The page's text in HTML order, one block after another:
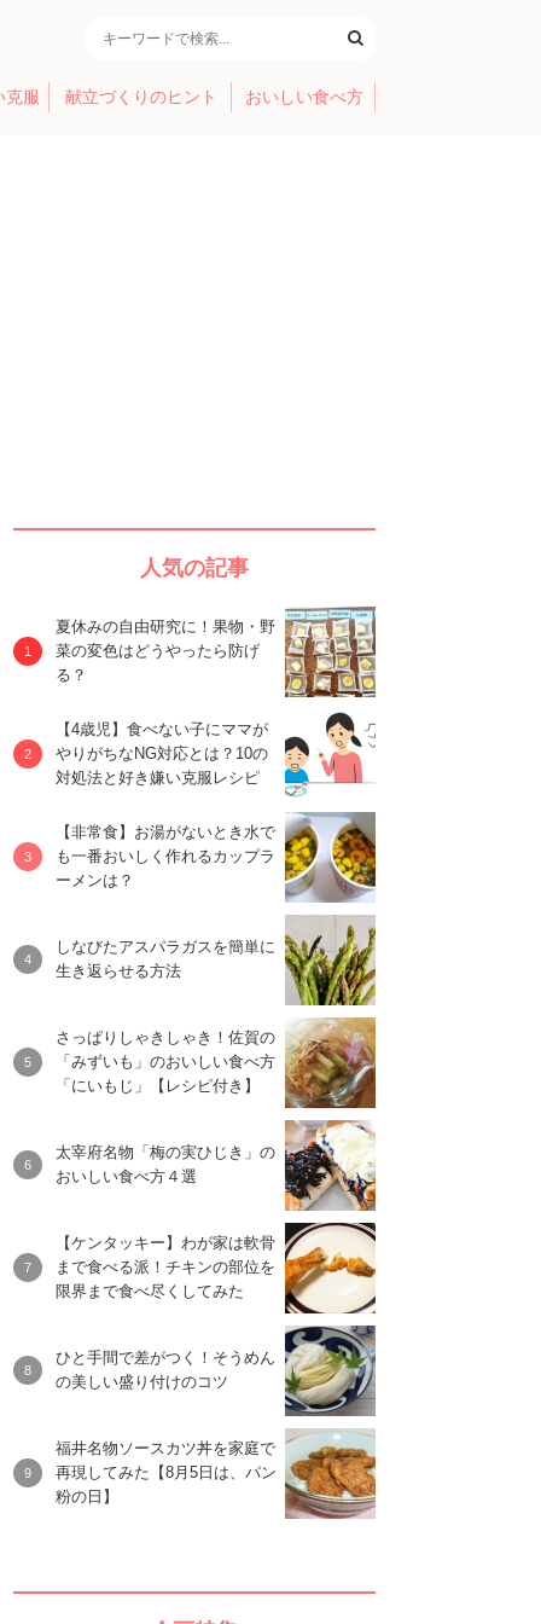
克服 献立づくりのヒント おいしい食べ方
人気の記事
夏休みの自由研究に！果物・野
菜の変色はどうやったら防げ
る？
【4歳児】食べない子にママが
やりがちなNG対応とは？10の
対処法と好き嫌い克服レシピ
【非常食】お湯がないとき水で
も一番おいしく作れるカップラ
ーメンは？
しなびたアスパラガスを簡単に
生き返らせる方法
さっぱりしゃきしゃき！佐賀の
「みずいも」のおいしい食べ方
「にいもじ」【レシピ付き】
太宰府名物「梅の実ひじき」の
おいしい食べ方４選
【ケンタッキー】わが家は軟骨
まで食べる派！チキンの部位を
限界まで食べ尽くしてみた
ひと手間で差がつく！そうめん
の美しい盛り付けのコツ
福井名物ソースカツ丼を家庭で
再現してみた【8月5日は、パン
粉の日】